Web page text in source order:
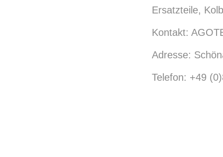
Ersatzteile,
Kontakt:
Adresse:
Telefon: +49